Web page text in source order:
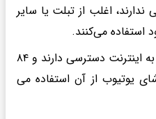
اغلب از تبلت‌ یا سایر
استفاده می‌کنند.
۹۰ درصد از کودکان ۳ تا ۴ ساله به اینترنت دسترسی دارند و ۸۴
یوتیوب از آن استفاده می